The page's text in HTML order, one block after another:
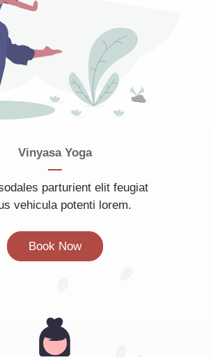
Vinyasa Yoga
parturient elit feugiat
vehicula potenti lorem.
Book Now